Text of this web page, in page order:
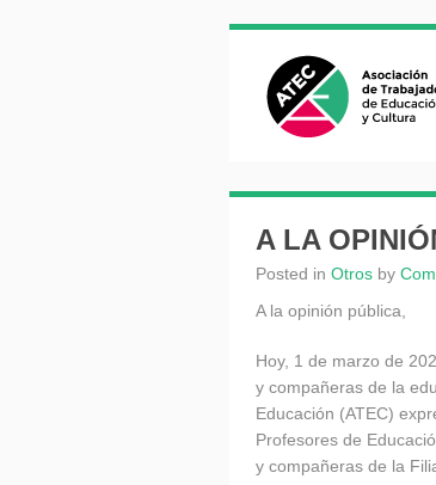
A LA
Posted in Otros by
A la opinión pública,
Hoy, 1 de marzo de
y compañeras de la
Educación (ATEC)
Profesores de
y compañeras de la